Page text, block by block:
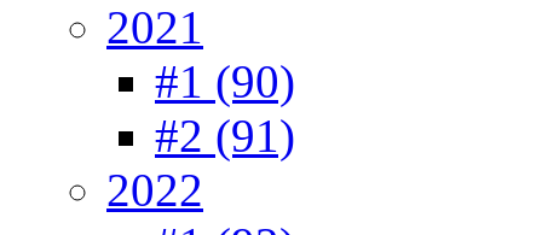
2021
#1 (90)
#2 (91)
2022